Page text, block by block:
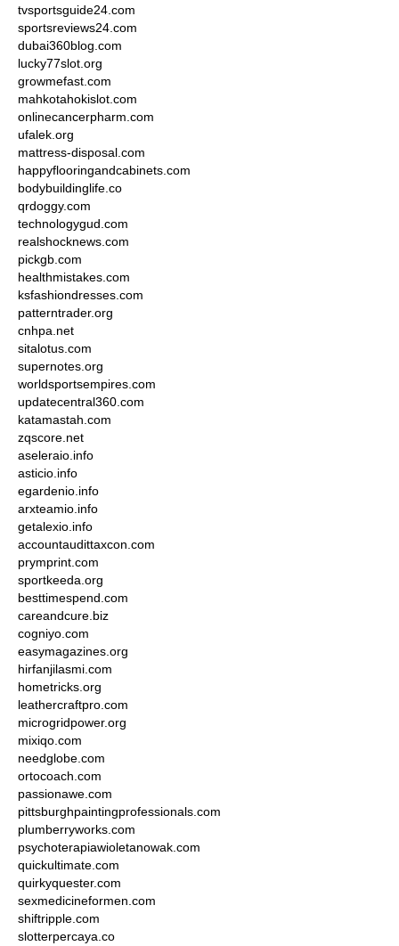
tvsportsguide24.com
sportsreviews24.com
dubai360blog.com
lucky77slot.org
growmefast.com
mahkotahokislot.com
onlinecancerpharm.com
ufalek.org
mattress-disposal.com
happyflooringandcabinets.com
bodybuildinglife.co
qrdoggy.com
technologygud.com
realshocknews.com
pickgb.com
healthmistakes.com
ksfashiondresses.com
patterntrader.org
cnhpa.net
sitalotus.com
supernotes.org
worldsportsempires.com
updatecentral360.com
katamastah.com
zqscore.net
aseleraio.info
asticio.info
egardenio.info
arxteamio.info
getalexio.info
accountaudittaxcon.com
prymprint.com
sportkeeda.org
besttimespend.com
careandcure.biz
cogniyo.com
easymagazines.org
hirfanjilasmi.com
hometricks.org
leathercraftpro.com
microgridpower.org
mixiqo.com
needglobe.com
ortocoach.com
passionawe.com
pittsburghpaintingprofessionals.com
plumberryworks.com
psychoterapiawioletanowak.com
quickultimate.com
quirkyquester.com
sexmedicineformen.com
shiftripple.com
slotterpercaya.co